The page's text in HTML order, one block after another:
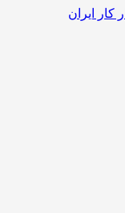
کار ایران